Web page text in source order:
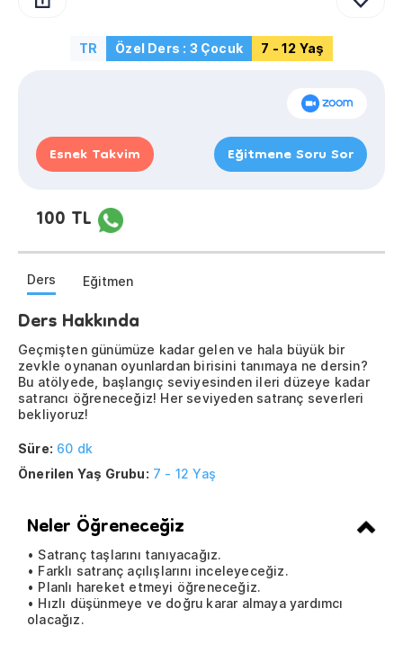
TR Özel Ders : 3 Çocuk 7 - 12 Yaş
Esnek Takvim Eğitmene Soru Sor
100 TL
Ders Eğitmen
Ders Hakkında
Geçmişten günümüze kadar gelen ve hala büyük bir
zevkle oynanan oyunlardan birisini tanımaya ne dersin?
Bu atölyede, başlangıç seviyesinden ileri düzeye kadar
satrancı öğreneceğiz! Her seviyeden satranç severleri
bekliyoruz!
Süre: 60 dk
Önerilen Yaş Grubu: 7 - 12 Yaş
Neler Öğreneceğiz
• Satranç taşlarını tanıyacağız.
• Farklı satranç açılışlarını inceleyeceğiz.
• Planlı hareket etmeyi öğreneceğiz.
• Hızlı düşünmeye ve doğru karar almaya yardımcı
olacağız.